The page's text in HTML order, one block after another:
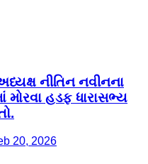
નીતિન નવીનના
મોરવા હડફ ધારાસભ્ય
20, 2026